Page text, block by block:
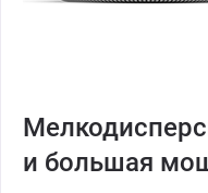
и большая